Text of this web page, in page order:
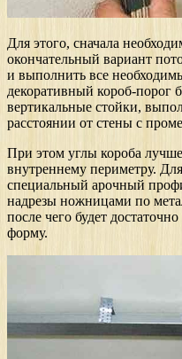
Для этого, сначала
окончательный вариант
и выполнить все
декоративный короб-порог
вертикальные стойки,
расстоянии от стены с
При этом углы короба
внутреннему периметру.
специальный арочный
надрезы ножницами по
после чего будет
форму.